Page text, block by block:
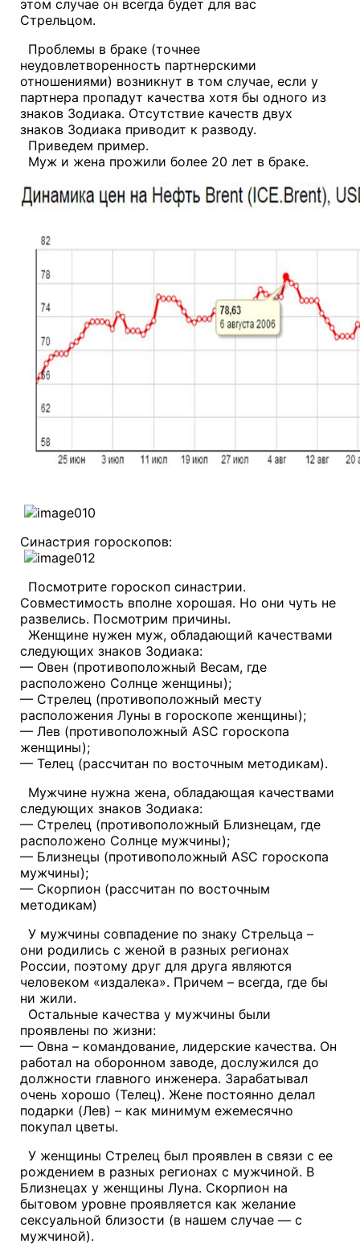
этом случае он всегда будет для вас
Стрельцом.
Проблемы в браке (точнее
неудовлетворенность партнерскими
отношениями) возникнут в том случае, если у
партнера пропадут качества хотя бы одного из
знаков Зодиака. Отсутствие качеств двух
знаков Зодиака приводит к разводу.
Приведем пример.
Муж и жена прожили более 20 лет в браке.
Синастрия гороскопов:
Посмотрите гороскоп синастрии.
Совместимость вполне хорошая. Но они чуть не
развелись. Посмотрим причины.
Женщине нужен муж, обладающий качествами
следующих знаков Зодиака:
— Овен (противоположный Весам, где
расположено Солнце женщины);
— Стрелец (противоположный месту
расположения Луны в гороскопе женщины);
— Лев (противоположный ASC гороскопа
женщины);
— Телец (рассчитан по восточным методикам).
Мужчине нужна жена, обладающая качествами
следующих знаков Зодиака:
— Стрелец (противоположный Близнецам, где
расположено Солнце мужчины);
— Близнецы (противоположный ASC гороскопа
мужчины);
— Скорпион (рассчитан по восточным
методикам)
У мужчины совпадение по знаку Стрельца –
они родились с женой в разных регионах
России, поэтому друг для друга являются
человеком «издалека». Причем – всегда, где бы
ни жили.
Остальные качества у мужчины были
проявлены по жизни:
— Овна – командование, лидерские качества. Он
работал на оборонном заводе, дослужился до
должности главного инженера. Зарабатывал
очень хорошо (Телец). Жене постоянно делал
подарки (Лев) – как минимум ежемесячно
покупал цветы.
У женщины Стрелец был проявлен в связи с ее
рождением в разных регионах с мужчиной. В
Близнецах у женщины Луна. Скорпион на
бытовом уровне проявляется как желание
сексуальной близости (в нашем случае — с
мужчиной).